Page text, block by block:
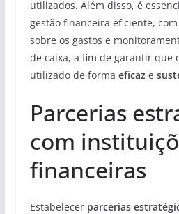
utilizados. Além disso, é
gestão financeira eficiente,
sobre os gastos e
de caixa, a fim de garantir que
utilizado de forma eficaze
Parcerias
com
financeiras
Estabelecer parcerias